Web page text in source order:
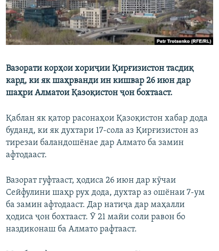
Вазорати корҳои хориҷии Қирғизистон тасдиқ
кард, ки як шаҳрванди ин кишвар 26 июн дар
шаҳри Алматои Қазоқистон ҷон бохтааст.
Қаблан як қатор расонаҳои Қазоқистон хабар дода
буданд, ки як духтари 17-сола аз Қирғизистон аз
тирезаи баландошёнае дар Алмато ба замин
афтодааст.
Вазорат гуфтааст, ҳодиса 26 июн дар кӯчаи
Сейфулини шаҳр рух дода, духтар аз ошёнаи 7-ум
ба замин афтодааст. Дар натиҷа дар маҳалли
ҳодиса ҷон бохтааст. Ӯ 21 майи соли равон бо
наздиконаш ба Алмато рафтааст.